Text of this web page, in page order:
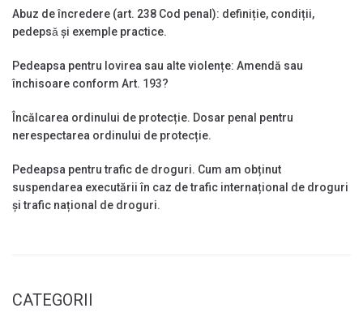
Abuz de încredere (art. 238 Cod penal): definiție, condiții,
pedepsǎ și exemple practice.
Pedeapsa pentru lovirea sau alte violențe: Amendă sau
închisoare conform Art. 193?
Încălcarea ordinului de protecție. Dosar penal pentru
nerespectarea ordinului de protecție.
Pedeapsa pentru trafic de droguri. Cum am obținut
suspendarea executării în caz de trafic internațional de droguri
și trafic național de droguri.
CATEGORII